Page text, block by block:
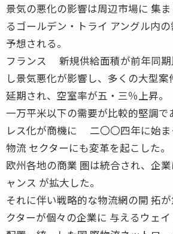
景気の悪化の影響は周辺市場に 集
るゴールデン・トライ アングル内
予想される。
フランス 新規供給面積が前年同期
し景気悪化が影響し、多くの大型
延期され、空室率が五・三％上昇。
一万平米以下の需要が比較的堅調で
レス化が商機に 二〇〇四年に始ま
物流 セクターにも変革を起こした。
欧州各地の商業 圏は統合され、企
ャンス が拡大した。
それに伴い戦略的な物流網の開 拓
クターが個々の企業に 与えるウェイ